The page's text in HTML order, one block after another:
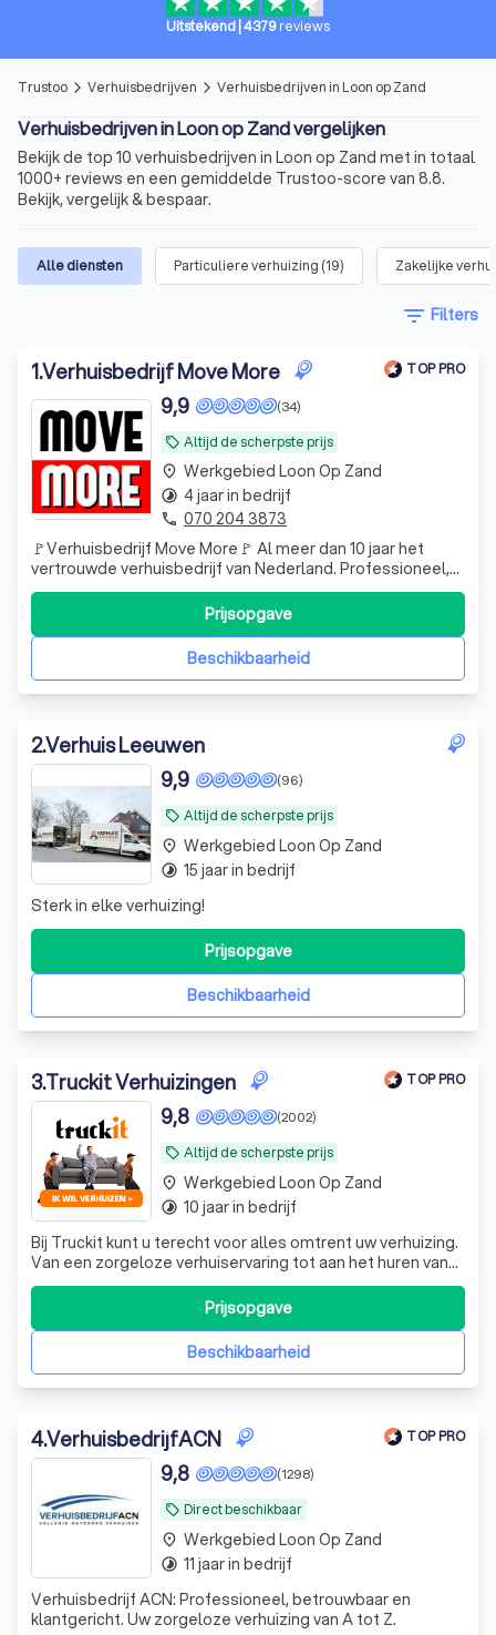
Uitstekend 4379reviews
Trustoo arrow_forward_ios Verhuisbedrijven arrow_forward_ios Verhuisbedrijven in Loon op Zand
Verhuisbedrijven in Loon op Zand vergelijken
Bekijk de top 10 verhuisbedrijven in Loon op Zand met in totaal
1000+ reviews en een gemiddelde Trustoo-score van 8.8.
Bekijk, vergelijk & bespaar.
Alle diensten Particuliere verhuizing (19) Zakelijke
filter_list Filters
1.Verhuisbedrijf Move More TOP PRO
local_offer Altijd de scherpste prijs
(34)
9,9
🚩Verhuisbedrijf Move More🚩 Al meer dan 10 jaar het
vertrouwde verhuisbedrijf van Nederland. Professioneel,
betaalbaar en altijd met een persoonlijke aanpak
🛠 Montageservice en kleine klussen ☑️ Verhuislift huren •
Particuliere verhuizingen – van kleine studio’s tot grote
Beschikbaarheid
Prijsopgave
place Werkgebied Loon Op Zand
timelapse 4 jaar in bedrijf
phone 070 204 3873
2.Verhuis Leeuwen
local_offer Altijd de scherpste prijs
(96)
9,9
Sterk in elke verhuizing!
Beschikbaarheid
Prijsopgave
place Werkgebied Loon Op Zand
timelapse 15 jaar in bedrijf
3.Truckit Verhuizingen TOP PRO
local_offer Altijd de scherpste prijs
(2002)
9,8
Bij Truckit kunt u terecht voor alles omtrent uw verhuizing.
Van een zorgeloze verhuiservaring tot aan het huren van
een verhuisbus. Onze formule heeft al duizenden
tevreden klanten door heel Nederland geholpen. Of het
nu gaat om een grote of kleine verhuisklus, ons ervaren
team regelt het allemaaBeschikbaarheid
Prijsopgave
place Werkgebied Loon Op Zand
timelapse 10 jaar in bedrijf
4.VerhuisbedrijfACN TOP PRO
local_offer Direct beschikbaar
(1298)
9,8
Verhuisbedrijf ACN: Professioneel, betrouwbaar en
klantgericht. Uw zorgeloze verhuizing van A tot Z.
place Werkgebied Loon Op Zand
timelapse 11 jaar in bedrijf